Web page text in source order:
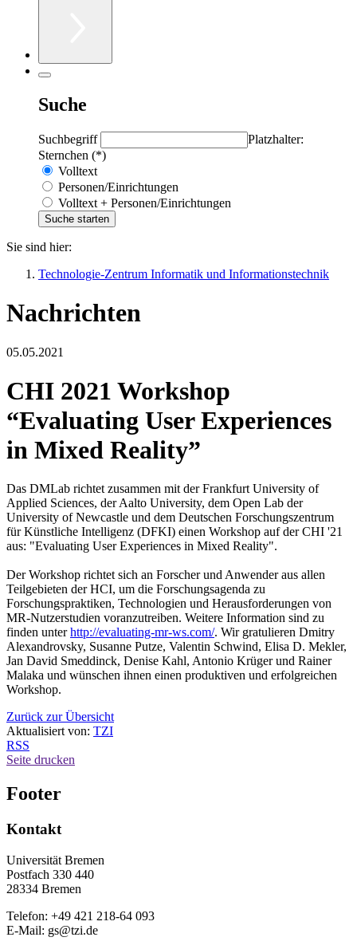
Suche
Suchbegriff
Platzhalter:
Sternchen (*)
Volltext
Personen/Einrichtungen
Volltext + Personen/Einrichtungen
Sie sind hier:
Technologie-Zentrum Informatik und Informationstechnik
Nachrichten
05.05.2021
CHI 2021 Workshop
“Evaluating User Experiences
in Mixed Reality”
Das DMLab richtet zusammen mit der Frankfurt University of
Applied Sciences, der Aalto University, dem Open Lab der
University of Newcastle und dem Deutschen Forschungszentrum
für Künstliche Intelligenz (DFKI) einen Workshop auf der CHI '21
aus: "Evaluating User Experiences in Mixed Reality".
Der Workshop richtet sich an Forscher und Anwender aus allen
Teilgebieten der HCI, um die Forschungsagenda zu
Forschungspraktiken, Technologien und Herausforderungen von
MR-Nutzerstudien voranzutreiben. Weitere Information sind zu
finden unterhttp://evaluating-mr-ws.com/. Wir gratulieren Dmitry
Alexandrovsky, Susanne Putze, Valentin Schwind, Elisa D. Mekler,
Jan David Smeddinck, Denise Kahl, Antonio Krüger und Rainer
Malaka und wünschen ihnen einen produktiven und erfolgreichen
Workshop.
Zurück zur Übersicht
Aktualisiert von: TZI
RSS
Seite drucken
Footer
Kontakt
Universität Bremen
Postfach 330 440
28334 Bremen
Telefon: +49 421 218-64 093
E-Mail: gs@tzi.de